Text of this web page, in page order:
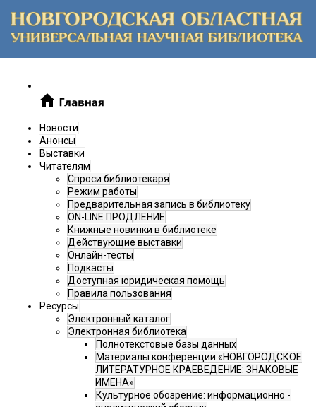
Новости
Анонсы
Выставки
Читателям
Спроси библиотекаря
Режим работы
Предварительная запись в библиотеку
ON-LINE ПРОДЛЕНИЕ
Книжные новинки в библиотеке
Действующие выставки
Онлайн-тесты
Подкасты
Доступная юридическая помощь
Правила пользования
Ресурсы
Электронный каталог
Электронная библиотека
Полнотекстовые базы данных
Материалы конференции «НОВГОРОДСКОЕ
ЛИТЕРАТУРНОЕ КРАЕВЕДЕНИЕ: ЗНАКОВЫЕ
ИМЕНА»
Культурное обозрение: информационно -